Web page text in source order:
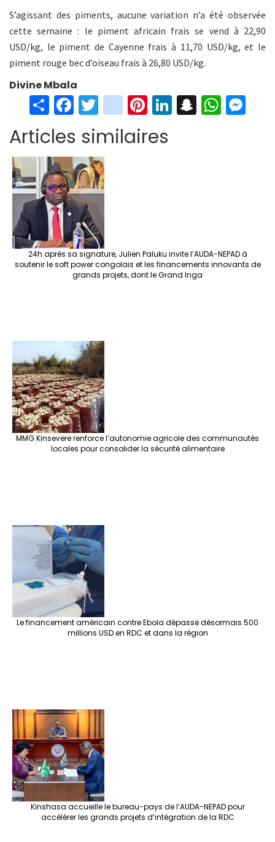
S’agissant des piments, aucune variation n’a été observée
cette semaine : le piment africain frais se vend à 22,90
USD/kg, le piment de Cayenne frais à 11,70 USD/kg, et le
piment rouge bec d’oiseau frais à 26,80 USD/kg.
Divine Mbala
S
h
ar
e
Fa
ce
b
o
o
k
T
wi
tt
er
in
st
ag
Pi
er
Li S W
Articles similaires
24h après sa signature, Julien Paluku invite l’AUDA-NEPAD à
soutenir le soft power congolais et les financements innovants de
grands projets, dont le Grand Inga
MMG Kinsevere renforce l’autonomie agricole des communautés
locales pour consolider la sécurité alimentaire
Le financement américain contre Ebola dépasse désormais 500
millions USD en RDC et dans la région
Kinshasa accueille le bureau-pays de l’AUDA-NEPAD pour
accélérer les grands projets d’intégration de la RDC